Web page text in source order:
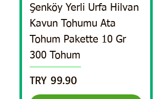
Şenköy Yerli Urfa Hilvan
Kavun Tohumu Ata
Tohum Pakette 10 Gr
300 Tohum
السعر